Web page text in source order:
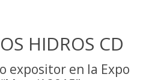
HIDROS CD
expositor en la Expo